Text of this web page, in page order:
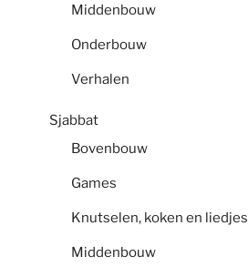
Middenbouw
Onderbouw
Verhalen
Sjabbat
Bovenbouw
Games
Knutselen, koken en liedjes
Middenbouw